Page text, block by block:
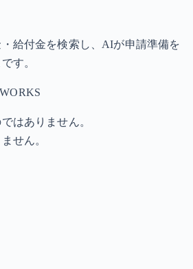
給付金を検索し、AIが申請準備を
す。
はありません。
せん。